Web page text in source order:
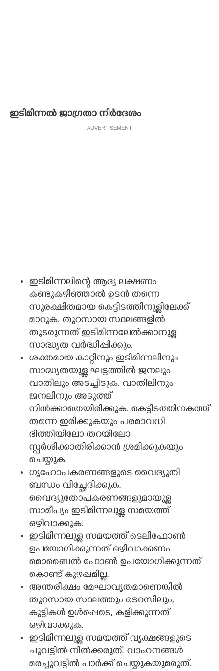
ഇടിമിന്നൽ ജാഗ്രതാ നിർദേശം
ADVERTISEMENT
ഇടിമിന്നലിന്റെ ആദ്യ ലക്ഷണം
കണ്ടുകഴിഞ്ഞാൽ ഉടൻ തന്നെ
സുരക്ഷിതമായ കെട്ടിടത്തിനുള്ളിലേക്ക്‌
മാറുക. തുറസായ സ്ഥലങ്ങളിൽ
തുടരുന്നത് ഇടിമിന്നലേൽക്കാനുള്ള
സാദ്ധ്യത വർദ്ധിപ്പിക്കും.
ശക്തമായ കാറ്റിനും ഇടിമിന്നലിനും
സാദ്ധ്യതയുള്ള ഘട്ടത്തിൽ ജനലും
വാതിലും അടച്ചിടുക. വാതിലിനും
ജനലിനും അടുത്ത്
നിൽക്കാതെയിരിക്കുക. കെട്ടിടത്തിനകത്ത്
തന്നെ ഇരിക്കുകയും പരമാവധി
ഭിത്തിയിലോ തറയിലോ
സ്പർശിക്കാതിരിക്കാൻ ശ്രമിക്കുകയും
ചെയ്യുക.
ഗൃഹോപകരണങ്ങളുടെ വൈദ്യുതി
ബന്ധം വിച്ഛേദിക്കുക.
വൈദ്യുതോപകരണങ്ങളുമായുള്ള
സാമീപ്യം ഇടിമിന്നലുള്ള സമയത്ത്
ഒഴിവാക്കുക.
ഇടിമിന്നലുള്ള സമയത്ത് ടെലിഫോൺ
ഉപയോഗിക്കുന്നത് ഒഴിവാക്കണം.
മൊബൈൽ ഫോൺ ഉപയോഗിക്കുന്നത്
കൊണ്ട് കുഴപ്പമില്ല.
അന്തരീക്ഷം മേഘാവൃതമാണെങ്കിൽ
തുറസായ സ്ഥലത്തും ടെറസിലും,
കുട്ടികൾ ഉൾപ്പെടെ, കളിക്കുന്നത്
ഒഴിവാക്കുക.
ഇടിമിന്നലുള്ള സമയത്ത് വൃക്ഷങ്ങളുടെ
ചുവട്ടിൽ നിൽക്കരുത്‌. വാഹനങ്ങൾ
മരച്ചുവട്ടിൽ പാർക്ക് ചെയ്യുകയുമരുത്.